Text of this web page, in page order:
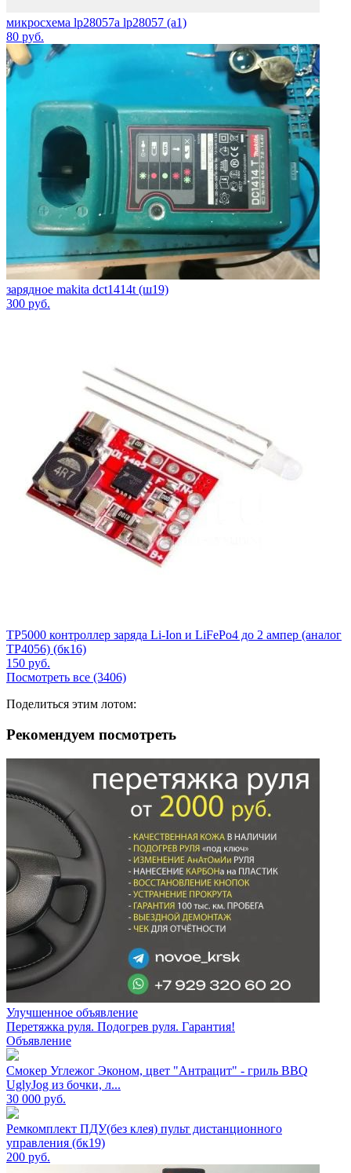
микросхема lp28057a lp28057 (a1)
80 руб.
зарядное makita dct1414t (ш19)
300 руб.
TP5000 контроллер заряда Li-Ion и LiFePo4 до 2 ампер (аналог
TP4056) (бк16)
150 руб.
Посмотреть все (3406)
Поделиться этим лотом:
Рекомендуем посмотреть
Улучшенное объявление
Перетяжка руля. Подогрев руля. Гарантия!
Объявление
Смокер Углежог Эконом, цвет "Антрацит" - гриль BBQ
UglyJog из бочки, л...
30 000 руб.
Ремкомплект ПДУ(без клея) пульт дистанционного
управления (бк19)
200 руб.